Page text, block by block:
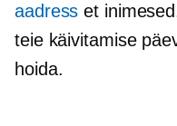
aadress et
teie käivitamise
hoida.